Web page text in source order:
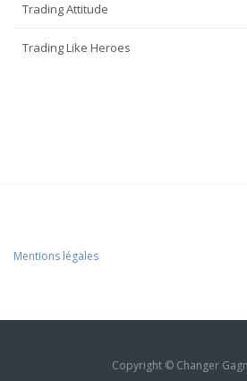
Trading Attitude
Trading Like Heroes
Mentions légales
Copyright © Changer